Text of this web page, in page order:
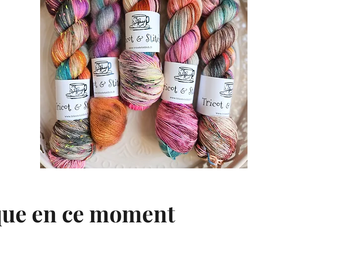
en ce moment